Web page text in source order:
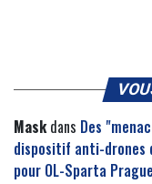
Maskdans Des
dispositif anti-drones
pour OL-Sparta Prague